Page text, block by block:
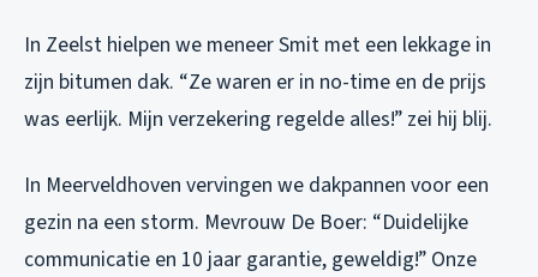
In Zeelst hielpen we meneer Smit met een lekkage in
zijn bitumen dak. “Ze waren er in no-time en de prijs
was eerlijk. Mijn verzekering regelde alles!” zei hij blij.
In Meerveldhoven vervingen we dakpannen voor een
gezin na een storm. Mevrouw De Boer: “Duidelijke
communicatie en 10 jaar garantie, geweldig!” Onze